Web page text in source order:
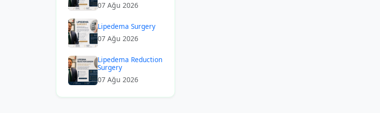
07 Ağu 2026
Lipedema Surgery
07 Ağu 2026
Lipedema Reduction
Surgery
07 Ağu 2026